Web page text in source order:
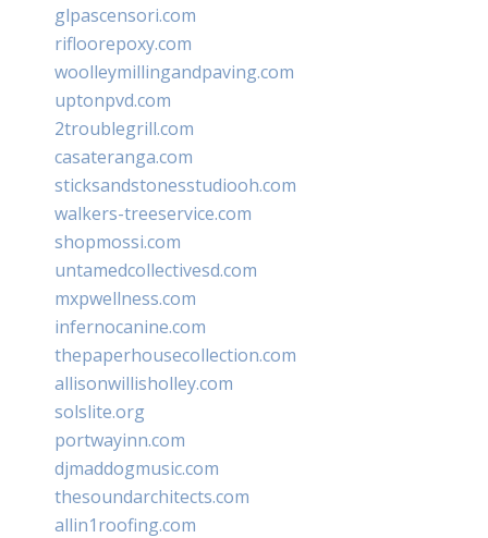
glpascensori.com
rifloorepoxy.com
woolleymillingandpaving.com
uptonpvd.com
2troublegrill.com
casateranga.com
sticksandstonesstudiooh.com
walkers-treeservice.com
shopmossi.com
untamedcollectivesd.com
mxpwellness.com
infernocanine.com
thepaperhousecollection.com
allisonwillisholley.com
solslite.org
portwayinn.com
djmaddogmusic.com
thesoundarchitects.com
allin1roofing.com